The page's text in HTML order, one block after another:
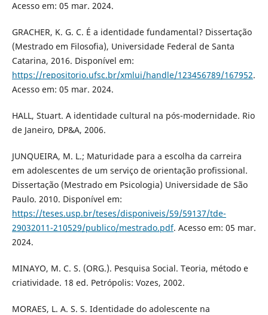
Acesso em: 05 mar. 2024.
GRACHER, K. G. C. É a identidade fundamental? Dissertação
(Mestrado em Filosofia), Universidade Federal de Santa
Catarina, 2016. Disponível em:
https://repositorio.ufsc.br/xmlui/handle/123456789/167952.
Acesso em: 05 mar. 2024.
HALL, Stuart. A identidade cultural na pós-modernidade. Rio
de Janeiro, DP&A, 2006.
JUNQUEIRA, M. L.; Maturidade para a escolha da carreira
em adolescentes de um serviço de orientação profissional.
Dissertação (Mestrado em Psicologia) Universidade de São
Paulo. 2010. Disponível em:
https://teses.usp.br/teses/disponiveis/59/59137/tde-
29032011-210529/publico/mestrado.pdf. Acesso em: 05 mar.
2024.
MINAYO, M. C. S. (ORG.). Pesquisa Social. Teoria, método e
criatividade. 18 ed. Petrópolis: Vozes, 2002.
MORAES, L. A. S. S. Identidade do adolescente na